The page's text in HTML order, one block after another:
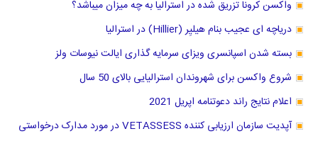
واکسن کرونا تزریق شده در استرالیا به چه میزان میباشد؟
دریاچه ا‌ی عجیب بنام هیلیِر (Hillier) در استرالیا
بسته شدن اسپانسری ویزای سرمایه گذاری ایالت نیوسات ولز
شروع واکسن برای شهروندان استرالیایی بالای 50 سال
اعلام نتایج راند دعوتنامه اپریل 2021
آپدیت سازمان ارزیابی کننده VETASSESS در مورد مدارک درخواستی